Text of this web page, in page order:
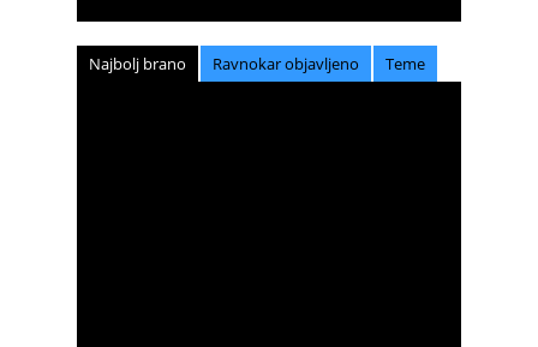
Najbolj brano Ravnokar objavljeno Teme